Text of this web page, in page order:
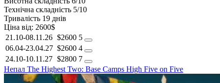
Технічна складність 5/10
Тривалість 19 днів
Ціна від: 2600$
21.10-08.11.26 $2600 5
06.04-23.04.27 $2600 4
24.10-10.11.27 $2800 7
Непал The Highest Two: Base Camps High Five on Five